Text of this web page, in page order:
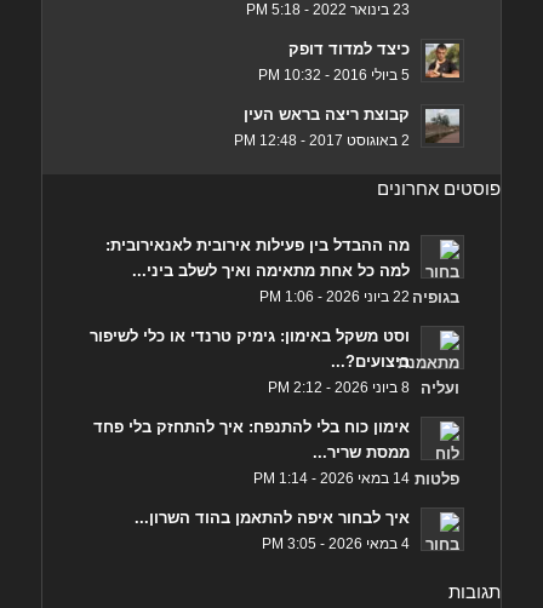
23 בינואר 2022 - 5:18 PM
כיצד למדוד דופק
5 ביולי 2016 - 10:32 PM
קבוצת ריצה בראש העין
2 באוגוסט 2017 - 12:48 PM
פוסטים אחרונים
מה ההבדל בין פעילות אירובית לאנאירובית:
למה כל אחת מתאימה ואיך לשלב ביני...
22 ביוני 2026 - 1:06 PM
וסט משקל באימון: גימיק טרנדי או כלי לשיפור
ביצועים?...
8 ביוני 2026 - 2:12 PM
אימון כוח בלי להתנפח: איך להתחזק בלי פחד
ממסת שריר...
14 במאי 2026 - 1:14 PM
איך לבחור איפה להתאמן בהוד השרון...
4 במאי 2026 - 3:05 PM
תגובות